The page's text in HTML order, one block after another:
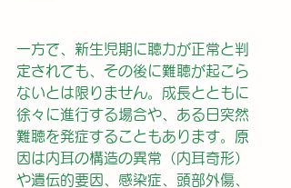
一方で、新生児期に聴力が正常と判
定されても、その後に難聴が起こら
ないとは限りません。成長とともに
徐々に進行する場合や、ある日突然
難聴を発症することもあります。原
因は内耳の構造の異常（内耳奇形）
や遺伝的要因、感染症、頭部外傷、